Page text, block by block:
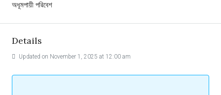
অধূমপায়ী পরিবেশ
Details
Updated on November 1, 2025 at 12:00 am